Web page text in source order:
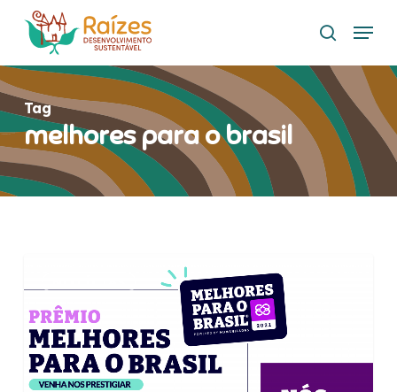
content
search
Menu
Tag
melhores para o brasil
DS
recebe
premiação
Melhores
para